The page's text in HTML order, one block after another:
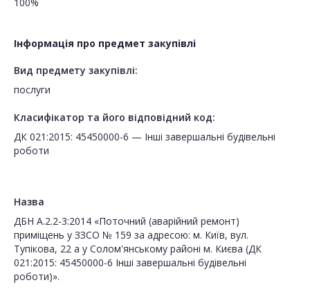
Інформація про предмет закупівлі
Вид предмету закупівлі:
послуги
Класифікатор та його відповідний код:
ДК 021:2015: 45450000-6 — Інші завершальні будівельні
роботи
Назва
ДБН А.2.2-3:2014 «Поточний (аварійний ремонт)
приміщень у ЗЗСО № 159 за адресою: м. Київ, вул.
Тупікова, 22 а у Солом'янському районі м. Києва (ДК
021:2015: 45450000-6 Інші завершальні будівельні
роботи)».